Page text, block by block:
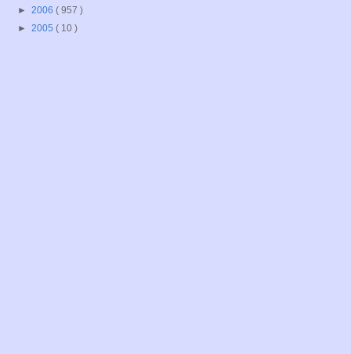
► 2006 ( 957 )
► 2005 ( 10 )